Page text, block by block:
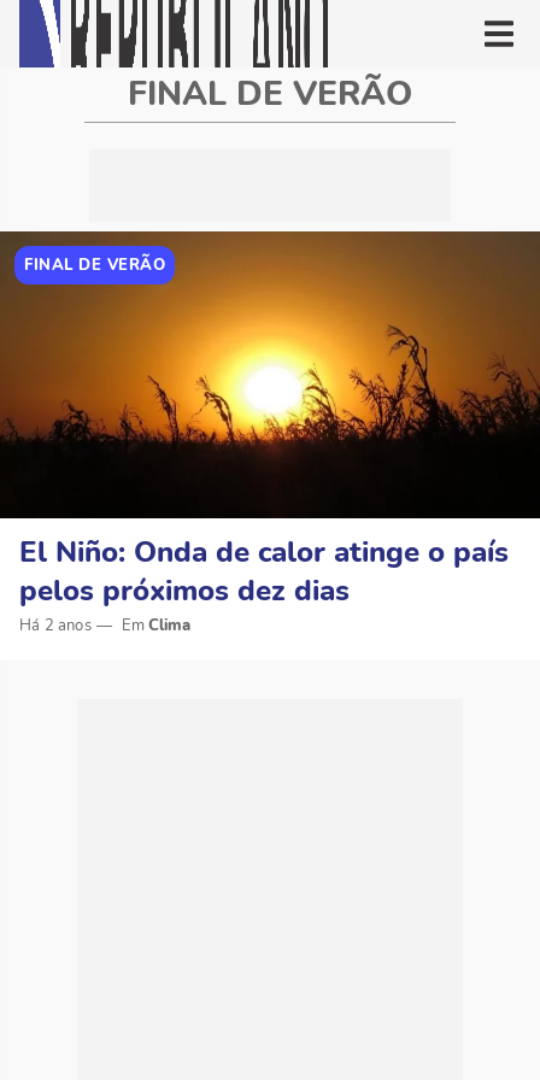
FINAL DE VERÃO
FINAL DE VERÃO
El Niño: Onda de calor atinge o país
pelos próximos dez dias
Há 2 anos Clima